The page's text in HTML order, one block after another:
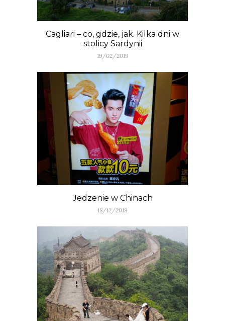
Cagliari – co, gdzie, jak. Kilka dni w
stolicy Sardynii
19/02/2019
Jedzenie w Chinach
18/12/2018